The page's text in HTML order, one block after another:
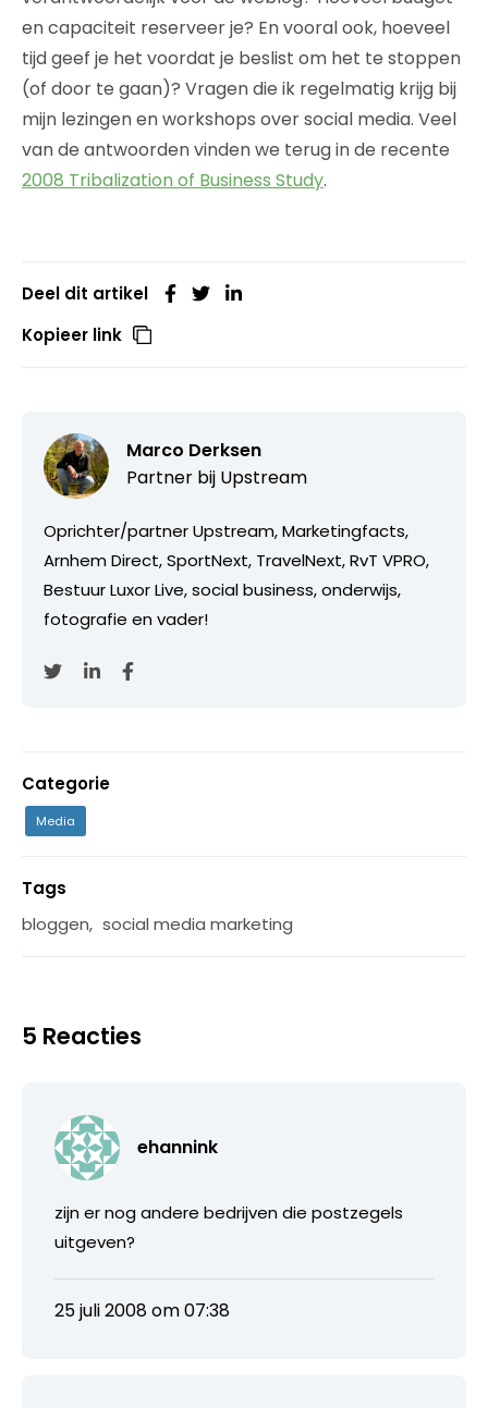
en capaciteit reserveer je? En vooral ook, hoeveel
tijd geef je het voordat je beslist om het te stoppen
(of door te gaan)? Vragen die ik regelmatig krijg bij
mijn lezingen en workshops over social media. Veel
van de antwoorden vinden we terug in de recente
2008 Tribalization of Business Study.
Deel dit artikel
Kopieer link
Marco Derksen
Partner bij Upstream
Oprichter/partner Upstream, Marketingfacts,
Arnhem Direct, SportNext, TravelNext, RvT VPRO,
Bestuur Luxor Live, social business, onderwijs,
fotografie en vader!
Categorie
Media
Tags
bloggen, social media marketing
5 Reacties
ehannink
zijn er nog andere bedrijven die postzegels
uitgeven?
25 juli 2008 om 07:38